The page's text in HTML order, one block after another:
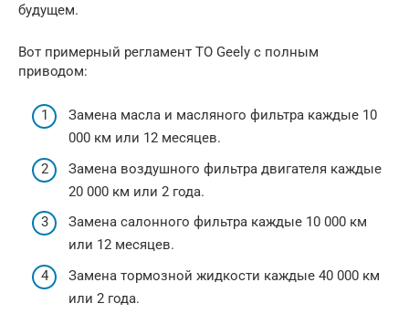
будущем.
Вот примерный регламент ТО Geely с полным
приводом:
Замена масла и масляного фильтра каждые 10
000 км или 12 месяцев.
Замена воздушного фильтра двигателя каждые
20 000 км или 2 года.
Замена салонного фильтра каждые 10 000 км
или 12 месяцев.
Замена тормозной жидкости каждые 40 000 км
или 2 года.